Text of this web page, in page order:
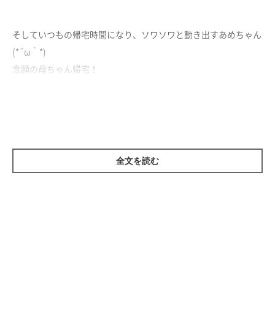
そしていつもの帰宅時間になり、ソワソワと動き出すあめちゃん
(*´ω｀*)
念願の母ちゃん帰宅！
全文を読む